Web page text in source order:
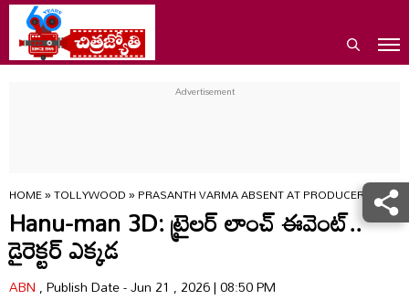
HOME»TOLLYWOOD»PRASANTH VARMA ABSENT AT PRODUCER
Hanu-man 3D: ట్రైలర్ లాంచ్ ఈవెంట్..
డైరెక్టర్ ఎక్కడ
ABN, Publish Date - Jun 21 , 2026 | 08:50 PM